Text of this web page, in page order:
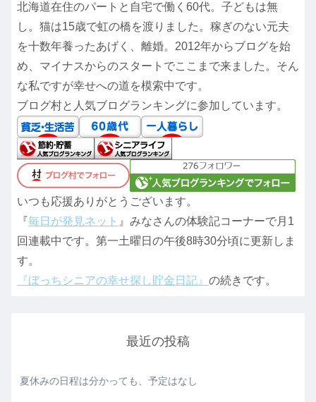
北海道在住のパートと自宅で働く60代。子どもは無
し。猫は15歳で虹の橋を渡りました。稼ぎのない元夫
を十数年養ったあげく、離婚。2012年からブログを始
め、マイナスからのスタートでここまで来ました。そん
な私ですが幸せへの道を模索中です。
ブログ村と人気ブログランキングに参加しています。
いつも応援ありがとうございます。
『毎日が発見ネット 』みなさんの体験記コーナーで月1
回連載中です。第一土曜日の午後8時30分頃に更新しま
す。
『ぼっちシニアの幸せ探し貯金日記』 の続きです。
最近の投稿
夏休みの日程は分かっても、予定はなし